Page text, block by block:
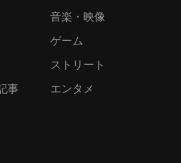
事
音楽・映像
ゲーム
ストリート
エンタメ